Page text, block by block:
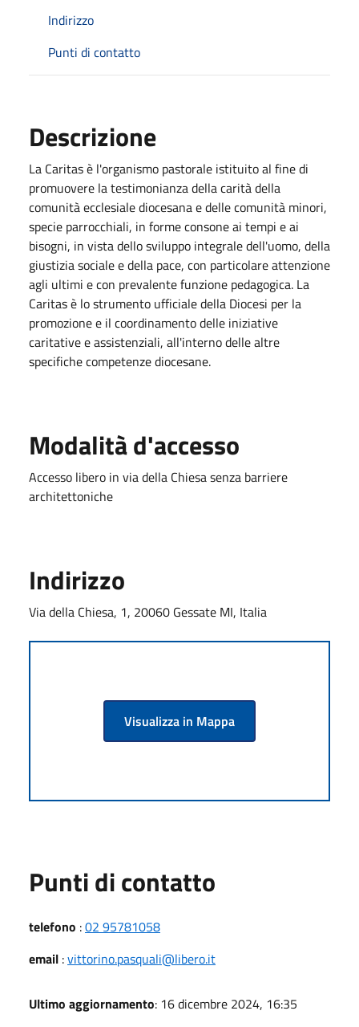
Indirizzo
Punti di contatto
Descrizione
La Caritas è l'organismo pastorale istituito al fine di
promuovere la testimonianza della carità della
comunità ecclesiale diocesana e delle comunità minori,
specie parrocchiali, in forme consone ai tempi e ai
bisogni, in vista dello sviluppo integrale dell'uomo, della
giustizia sociale e della pace, con particolare attenzione
agli ultimi e con prevalente funzione pedagogica. La
Caritas è lo strumento ufficiale della Diocesi per la
promozione e il coordinamento delle iniziative
caritative e assistenziali, all'interno delle altre
specifiche competenze diocesane.
Modalità d'accesso
Accesso libero in via della Chiesa senza barriere
architettoniche
Indirizzo
Via della Chiesa, 1, 20060 Gessate MI, Italia
Visualizza in Mappa
Punti di contatto
telefono :02 95781058
email :vittorino.pasquali@libero.it
Ultimo aggiornamento: 16 dicembre 2024, 16:35